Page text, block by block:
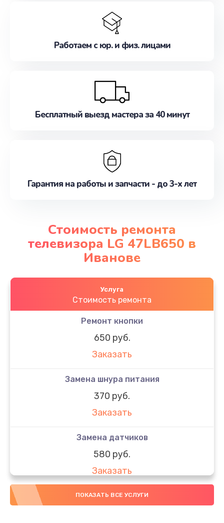
Работаем с юр. и физ. лицами
Бесплатный выезд мастера за 40 минут
Гарантия на работы и запчасти - до 3-х лет
Стоимость ремонта
телевизора LG 47LB650 в
Иванове
Услуга
Стоимость ремонта
Ремонт кнопки
650 руб.
Заказать
Замена шнура питания
370 руб.
Заказать
Замена датчиков
580 руб.
Заказать
Комплексная чистка
ПОКАЗАТЬ ВСЕ УСЛУГИ